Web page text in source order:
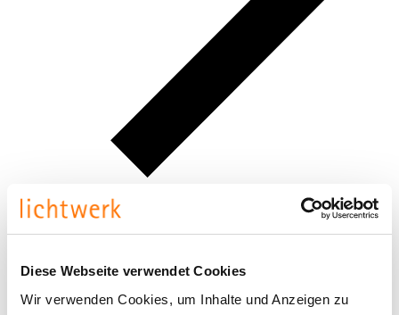
Diese Webseite verwendet Cookies
Wir verwenden Cookies, um Inhalte und Anzeigen zu
clip-TT-LK